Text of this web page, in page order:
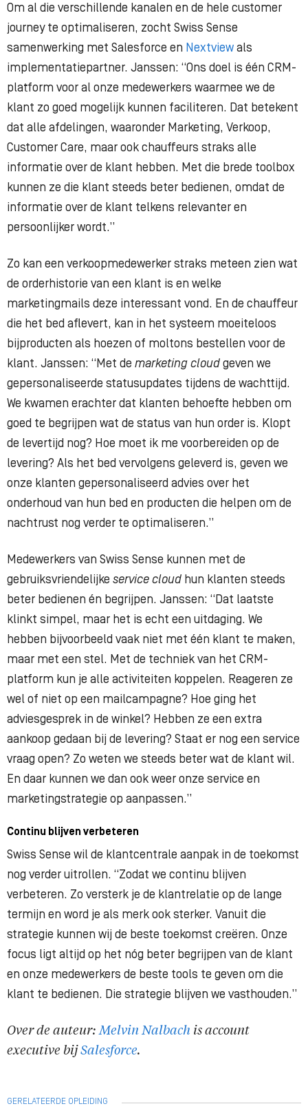
Om al die verschillende kanalen en de hele customer
journey te optimaliseren, zocht Swiss Sense
samenwerking met Salesforce en Nextview als
implementatiepartner. Janssen: “Ons doel is één CRM-
platform voor al onze medewerkers waarmee we de
klant zo goed mogelijk kunnen faciliteren. Dat betekent
dat alle afdelingen, waaronder Marketing, Verkoop,
Customer Care, maar ook chauffeurs straks alle
informatie over de klant hebben. Met die brede toolbox
kunnen ze die klant steeds beter bedienen, omdat de
informatie over de klant telkens relevanter en
persoonlijker wordt.”
Zo kan een verkoopmedewerker straks meteen zien wat
de orderhistorie van een klant is en welke
marketingmails deze interessant vond. En de chauffeur
die het bed aflevert, kan in het systeem moeiteloos
bijproducten als hoezen of moltons bestellen voor de
klant. Janssen: “Met de marketing cloud geven we
gepersonaliseerde statusupdates tijdens de wachttijd.
We kwamen erachter dat klanten behoefte hebben om
goed te begrijpen wat de status van hun order is. Klopt
de levertijd nog? Hoe moet ik me voorbereiden op de
levering? Als het bed vervolgens geleverd is, geven we
onze klanten gepersonaliseerd advies over het
onderhoud van hun bed en producten die helpen om de
nachtrust nog verder te optimaliseren.”
Medewerkers van Swiss Sense kunnen met de
gebruiksvriendelijke service cloud hun klanten steeds
beter bedienen én begrijpen. Janssen: “Dat laatste
klinkt simpel, maar het is echt een uitdaging. We
hebben bijvoorbeeld vaak niet met één klant te maken,
maar met een stel. Met de techniek van het CRM-
platform kun je alle activiteiten koppelen. Reageren ze
wel of niet op een mailcampagne? Hoe ging het
adviesgesprek in de winkel? Hebben ze een extra
aankoop gedaan bij de levering? Staat er nog een service
vraag open? Zo weten we steeds beter wat de klant wil.
En daar kunnen we dan ook weer onze service en
marketingstrategie op aanpassen.”
Continu blijven verbeteren
Swiss Sense wil de klantcentrale aanpak in de toekomst
nog verder uitrollen. “Zodat we continu blijven
verbeteren. Zo versterk je de klantrelatie op de lange
termijn en word je als merk ook sterker. Vanuit die
strategie kunnen wij de beste toekomst creëren. Onze
focus ligt altijd op het nóg beter begrijpen van de klant
en onze medewerkers de beste tools te geven om die
klant te bedienen. Die strategie blijven we vasthouden.”
Over de auteur:Melvin Nalbach is account
executive bij Salesforce.
GERELATEERDE OPLEIDING